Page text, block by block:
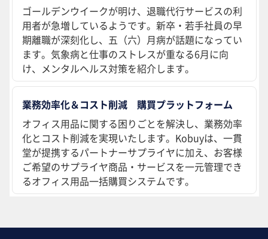
ゴールデンウイークが明け、退職代行サービスの利
用者が急増しているようです。新卒・若手社員の早
期離職が深刻化し、五（六）月病が話題になってい
ます。気象病と仕事のストレスが重なる6月に向
け、メンタルヘルス対策を紹介します。
業務効率化＆コスト削減 購買プラットフォーム
オフィス用品に関する困りごとを解決し、業務効率
化とコスト削減を実現いたします。Kobuyは、一貫
堂が提携するパートナーサプライヤに加え、お客様
ご希望のサプライヤ商品・サービスを一元管理でき
るオフィス用品一括購買システムです。